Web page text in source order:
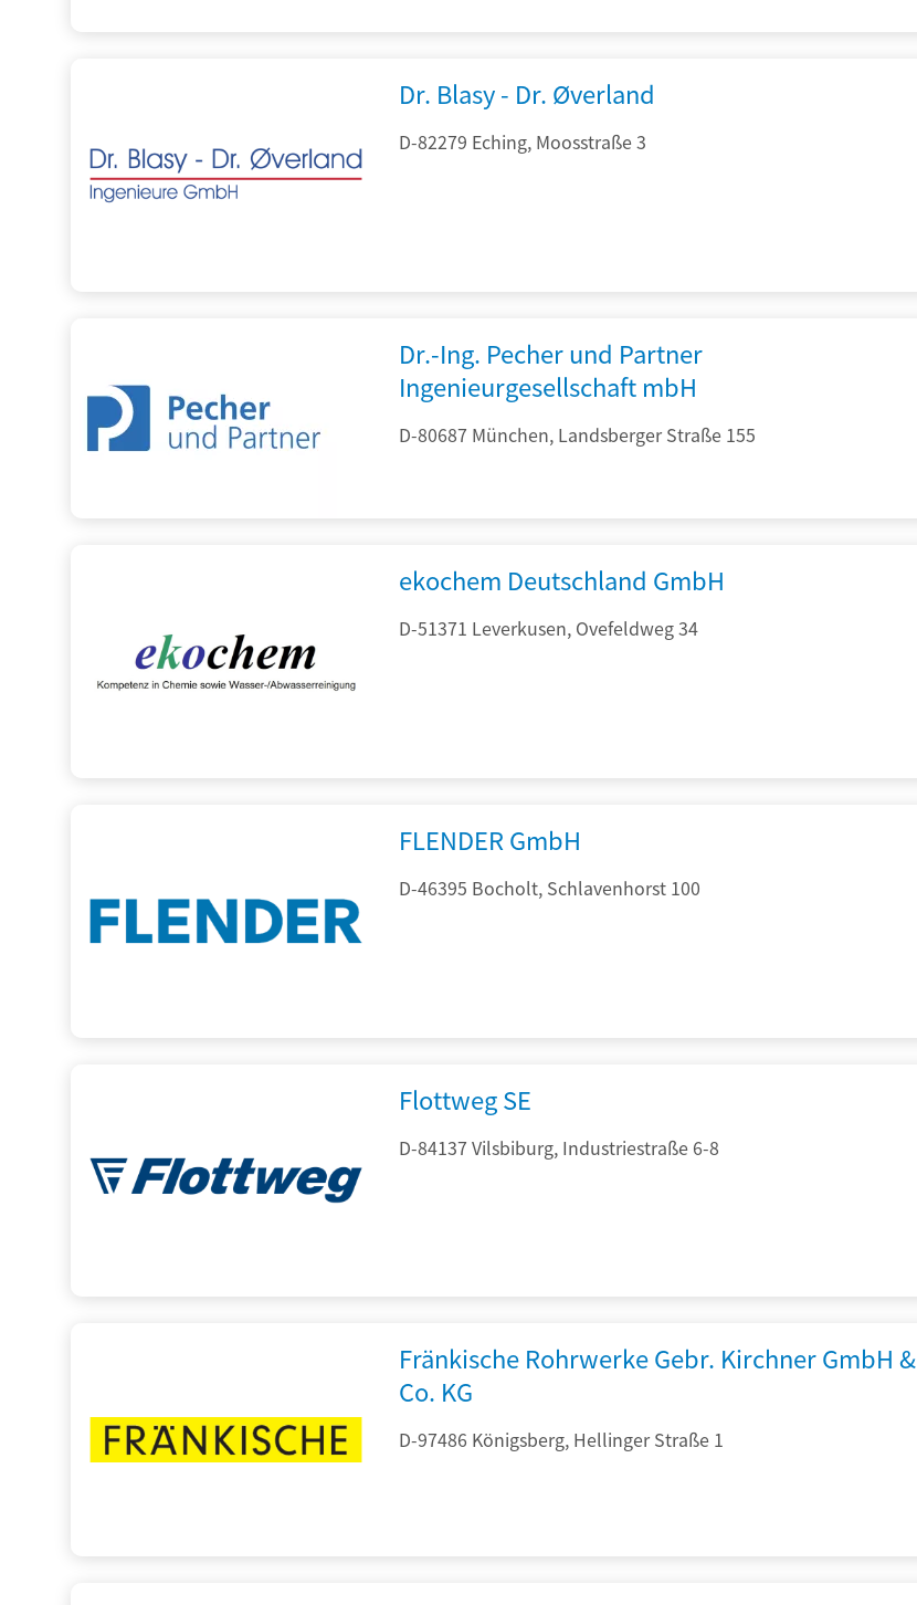
Dr. Blasy - Dr. Øverland
D-82279 Eching, Moosstraße 3
Dr.-Ing. Pecher und Partner
Ingenieurgesellschaft mbH
D-80687 München, Landsberger Straße 155
ekochem Deutschland GmbH
D-51371 Leverkusen, Ovefeldweg 34
FLENDER GmbH
D-46395 Bocholt, Schlavenhorst 100
Flottweg SE
D-84137 Vilsbiburg, Industriestraße 6-8
Fränkische Rohrwerke Gebr. Kirchner GmbH &
Co. KG
D-97486 Königsberg, Hellinger Straße 1